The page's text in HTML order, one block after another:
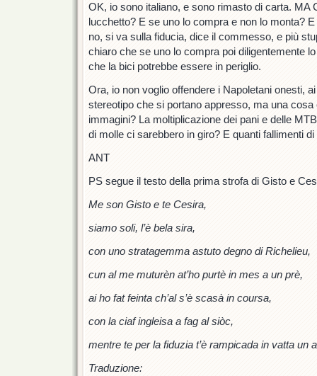
OK, io sono italiano, e sono rimasto di carta. MA
lucchetto? E se uno lo compra e non lo monta?
no, si va sulla fiducia, dice il commesso, e più
chiaro che se uno lo compra poi diligentemente
che la bici potrebbe essere in periglio.
Ora, io non voglio offendere i Napoletani onesti,
stereotipo che si portano appresso, ma una
immagini? La moltiplicazione dei pani e delle
di molle ci sarebbero in giro? E quanti fallimenti
ANT
PS segue il testo della prima strofa di Gisto e
Me son Gisto e te Cesira,
siamo soli, l’è bela sira,
con uno stratagemma astuto degno di Richelieu,
cun al me muturèn at’ho purtè in mes a un prè,
ai ho fat feinta ch’al s’è scasà in coursa,
con la ciaf ingleisa a fag al siòc,
mentre te per la fiduzia t’è rampicada in vatta un
Traduzione: